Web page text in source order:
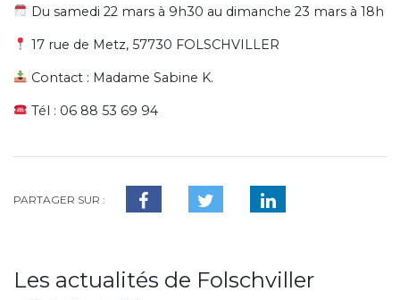
Du samedi 22 mars à 9h30 au dimanche 23 mars à 18h
17 rue de Metz, 57730 FOLSCHVILLER
Contact : Madame Sabine K.
Tél : 06 88 53 69 94
PARTAGER SUR :
Les actualités de Folschviller